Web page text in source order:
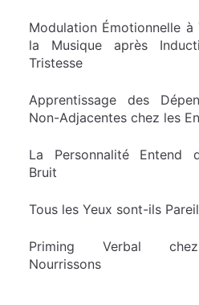
Modulation Émotionnelle à
la Musique après
Tristesse
Apprentissage des
Non-Adjacentes chez les
La Personnalité Entend
Bruit
Tous les Yeux sont-ils
Priming Verbal
Nourrissons